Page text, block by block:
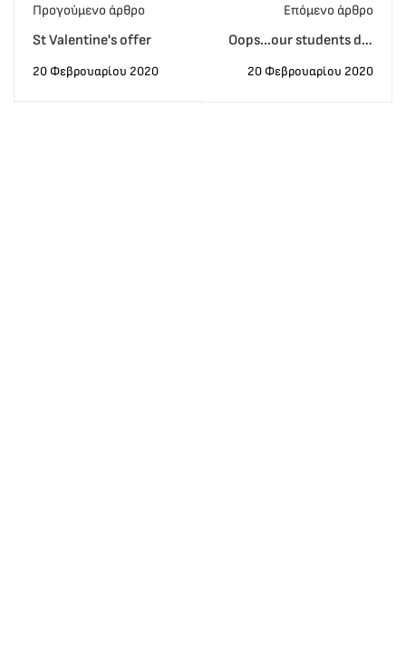
Προγούμενο άρθρο
St Valentine's offer
20 Φεβρουαρίου 2020
Eπόμενο άρθρο
Oops...our students did
επιτυχία Michigan
20 Φεβρουαρίου 2020